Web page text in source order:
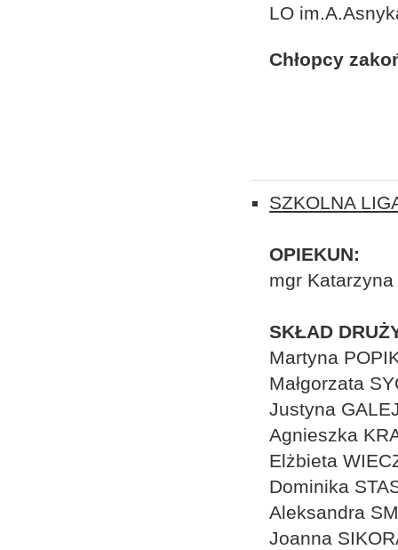
LO
Chłopcy
SZKOLNA
OPIEKUN:
mgr
SKŁAD
Martyna
Małgorzata
Justyna
Agnieszka
Elżbieta
Dominika
Aleksandra
Joanna